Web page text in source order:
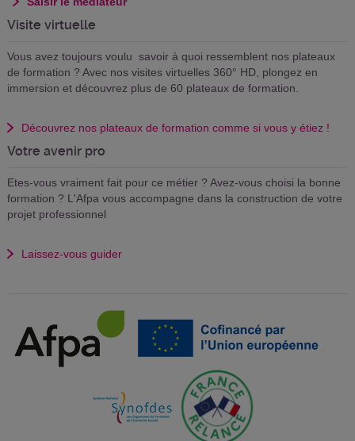
Visite virtuelle
Vous avez toujours voulu savoir à quoi ressemblent nos plateaux
de formation ? Avec nos visites virtuelles 360° HD, plongez en
immersion et découvrez plus de 60 plateaux de formation.
Découvrez nos plateaux de formation comme si vous y étiez !
Votre avenir pro
Etes-vous vraiment fait pour ce métier ? Avez-vous choisi la bonne
formation ? L'Afpa vous accompagne dans la construction de votre
projet professionnel
Laissez-vous guider